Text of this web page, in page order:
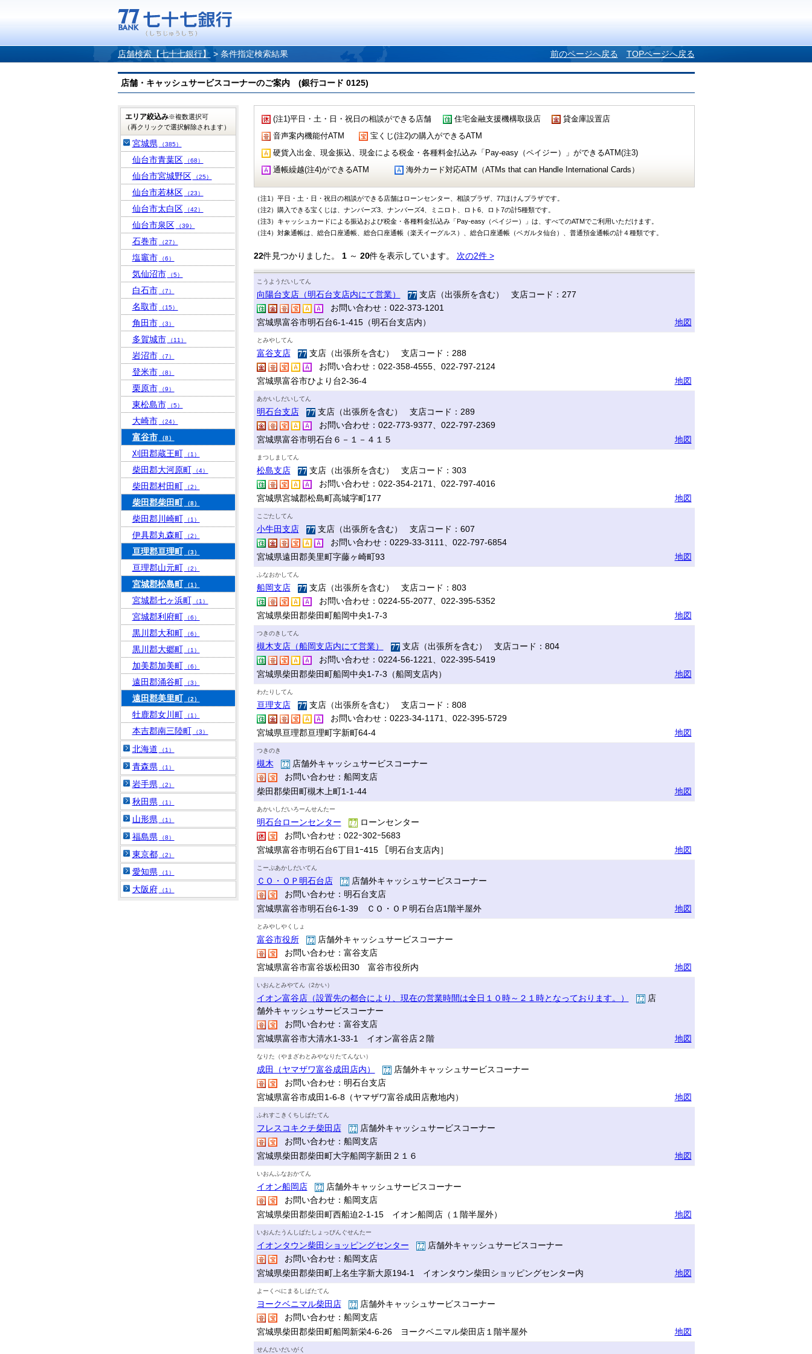
店舗検索【七十七銀行】 > 条件指定検索結果 前のページへ戻る TOPページへ戻る
店舗・キャッシュサービスコーナーのご案内 (銀行コード 0125)
(注1)平日・土・日・祝日の相談ができる店舗 住宅金融支援機構取扱店
貸金庫設置店
音声案内機能付ATM
宝くじ(注2)の購入ができるATM
硬貨入出金、現金振込、現金による税金・各種料金払込み「Pay-easy（ペイジー）」ができるATM(注3)
通帳繰越(注4)ができるATM
海外カード対応ATM（ATMs that can Handle International Cards）
（注1）平日・土・日・祝日の相談ができる店舗はローンセンター、相談プラザ、77ほけんプラザです。
（注2）購入できる宝くじは、ナンバーズ3、ナンバーズ4、ミニロト、ロト6、ロト7の計5種類です。
（注3）キャッシュカードによる振込および税金・各種料金払込み「Pay-easy（ペイジー）」は、すべてのATMでご利用いただけます。
（注4）対象通帳は、総合口座通帳、総合口座通帳（楽天イーグルス）、総合口座通帳（ベガルタ仙台）、普通預金通帳の計４種類です。
22件見つかりました。 1～ 20件を表示しています。 次の2件 >
こうようだいしてん
向陽台支店（明石台支店内にて営業）
支店（出張所を含む） 支店コード：277
お問い合わせ：022-373-1201
宮城県富谷市明石台6-1-415（明石台支店内）
地図
とみやしてん
富谷支店
支店（出張所を含む） 支店コード：288
お問い合わせ：022-358-4555、022-797-2124
宮城県富谷市ひより台2-36-4
地図
あかいしだいしてん
明石台支店
支店（出張所を含む） 支店コード：289
お問い合わせ：022-773-9377、022-797-2369
宮城県富谷市明石台６－１－４１５
地図
まつしましてん
松島支店
支店（出張所を含む） 支店コード：303
お問い合わせ：022-354-2171、022-797-4016
宮城県宮城郡松島町高城字町177
地図
こごたしてん
小牛田支店
支店（出張所を含む） 支店コード：607
お問い合わせ：0229-33-3111、022-797-6854
宮城県遠田郡美里町字藤ヶ崎町93
地図
ふなおかしてん
船岡支店
支店（出張所を含む） 支店コード：803
お問い合わせ：0224-55-2077、022-395-5352
宮城県柴田郡柴田町船岡中央1-7-3
地図
つきのきしてん
槻木支店（船岡支店内にて営業）
支店（出張所を含む） 支店コード：804
お問い合わせ：0224-56-1221、022-395-5419
宮城県柴田郡柴田町船岡中央1-7-3（船岡支店内）
地図
わたりしてん
亘理支店
支店（出張所を含む） 支店コード：808
お問い合わせ：0223-34-1171、022-395-5729
宮城県亘理郡亘理町字新町64-4
地図
つきのき
槻木
店舗外キャッシュサービスコーナー
お問い合わせ：船岡支店
柴田郡柴田町槻木上町1-1-44
地図
あかいしだいろーんせんたー
明石台ローンセンター
ローンセンター
お問い合わせ：022ｰ302ｰ5683
宮城県富谷市明石台6丁目1ｰ415 ［明石台支店内］
地図
こーぷあかしだいてん
ＣＯ・ＯＰ明石台店
店舗外キャッシュサービスコーナー
お問い合わせ：明石台支店
宮城県富谷市明石台6-1-39 ＣＯ・ＯＰ明石台店1階半屋外
地図
とみやしやくしょ
富谷市役所
店舗外キャッシュサービスコーナー
お問い合わせ：富谷支店
宮城県富谷市富谷坂松田30 富谷市役所内
地図
いおんとみやてん（2かい）
イオン富谷店（設置先の都合により、現在の営業時間は全日１０時～２１時となっております。）
店
舗外キャッシュサービスコーナー
お問い合わせ：富谷支店
宮城県富谷市大清水1-33-1 イオン富谷店２階
地図
なりた（やまざわとみやなりたてんない）
成田（ヤマザワ富谷成田店内）
店舗外キャッシュサービスコーナー
お問い合わせ：明石台支店
宮城県富谷市成田1-6-8（ヤマザワ富谷成田店敷地内）
地図
ふれすこきくちしばたてん
フレスコキクチ柴田店
店舗外キャッシュサービスコーナー
お問い合わせ：船岡支店
宮城県柴田郡柴田町大字船岡字新田２１６
地図
いおんふなおかてん
イオン船岡店
店舗外キャッシュサービスコーナー
お問い合わせ：船岡支店
宮城県柴田郡柴田町西船迫2-1-15 イオン船岡店（１階半屋外）
地図
いおんたうんしばたしょっぴんぐせんたー
イオンタウン柴田ショッピングセンター
店舗外キャッシュサービスコーナー
お問い合わせ：船岡支店
宮城県柴田郡柴田町上名生字新大原194-1 イオンタウン柴田ショッピングセンター内
地図
よーくべにまるしばたてん
ヨークベニマル柴田店
店舗外キャッシュサービスコーナー
お問い合わせ：船岡支店
宮城県柴田郡柴田町船岡新栄4-6-26 ヨークベニマル柴田店１階半屋外
地図
せんだいだいがく
エリア絞込み※複数選択可
（再クリックで選択解除されます）
宮城県 （385）
仙台市青葉区 （68）
仙台市宮城野区 （25）
仙台市若林区 （23）
仙台市太白区 （42）
仙台市泉区 （39）
石巻市 （27）
塩竈市 （6）
気仙沼市 （5）
白石市 （7）
名取市 （15）
角田市 （3）
多賀城市 （11）
岩沼市 （7）
登米市 （8）
栗原市 （9）
東松島市 （5）
大崎市 （24）
富谷市 （8）
刈田郡蔵王町 （1）
柴田郡大河原町 （4）
柴田郡村田町 （2）
柴田郡柴田町 （8）
柴田郡川崎町 （1）
伊具郡丸森町 （2）
亘理郡亘理町 （3）
亘理郡山元町 （2）
宮城郡松島町 （1）
宮城郡七ヶ浜町 （1）
宮城郡利府町 （6）
黒川郡大和町 （6）
黒川郡大郷町 （1）
加美郡加美町 （6）
遠田郡涌谷町 （3）
遠田郡美里町 （2）
牡鹿郡女川町 （1）
本吉郡南三陸町 （3）
北海道 （1）
青森県 （1）
岩手県 （2）
秋田県 （1）
山形県 （1）
福島県 （8）
東京都 （2）
愛知県 （1）
大阪府 （1）